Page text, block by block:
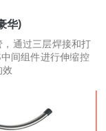
华)
通过三层焊接和打
间组件进行伸缩控